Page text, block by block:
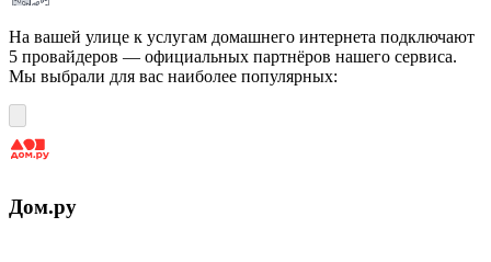
На вашей улице к услугам домашнего интернета подключают
5 провайдеров — официальных партнёров нашего сервиса.
Мы выбрали для вас наиболее популярных:
Дом.ру